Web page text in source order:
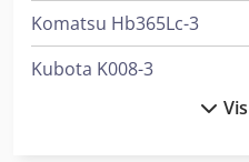
Komatsu Hb365Lc-3
Kubota K008-3